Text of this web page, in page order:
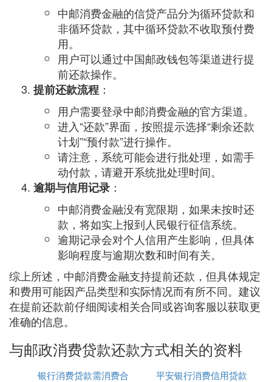
中邮消费金融的信贷产品分为循环贷款和
非循环贷款，其中循环贷款不收取预付费
用。
用户可以通过中国邮政钱包等渠道进行提
前还款操作。
提前还款流程 ：
用户需要登录中邮消费金融的官方渠道。
进入“还款”界面，按照提示选择“剩余还款
计划”“预付款”进行操作。
请注意，系统可能会进行批处理，如需手
动付款，请避开系统批处理时间。
逾期与信用记录 ：
中邮消费金融没有宽限期，如果未按时还
款，将如实上报到人民银行征信系统。
逾期记录会对个人信用产生影响，但具体
影响程度与逾期次数和时间有关。
综上所述，中邮消费金融支持提前还款，但具体规定
和费用可能因产品类型和实际情况而有所不同。建议
在提前还款前仔细阅读相关合同或咨询客服以获取更
准确的信息。
与邮政消费贷款还款方式相关的资料
银行消费贷款需消费合
平安银行消费信用贷款